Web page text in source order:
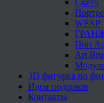
Скетч
WPAP
Поп
Art
3D фигурка по
Идеи подарков
Контакты